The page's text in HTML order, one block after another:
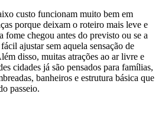
custo funcionam muito bem em
porque deixam o roteiro mais leve e
fome chegou antes do previsto ou se a
ajustar sem aquela sensação de
disso, muitas atrações ao ar livre e
cidades já são pensados para famílias,
banheiros e estrutura básica que
passeio.